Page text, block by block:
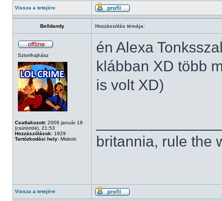
Vissza a tetejére
Belldandy Hozzászólás témája:
Sztorihajhász
Csatlakozott: 2006 január 19
(csütörtök), 21:53
Hozzászólások: 1929
Tartózkodási hely: Miskolc
én Alexa
klábban XD több
is volt XD)
britannia, rule the
Vissza a tetejére